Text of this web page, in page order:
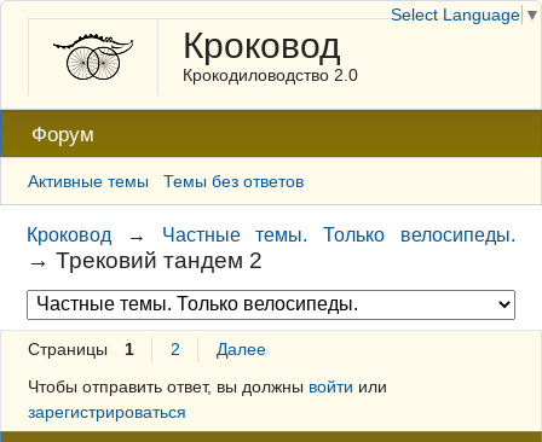
Кроковод
Крокодиловодство 2.0
Форум
Активные темы Темы без ответов
Кроковод → Частные темы. Только велосипеды.
→Трековий тандем 2
Страницы 1 2
Далее
Чтобы отправить ответ, вы должны войти или
зарегистрироваться
Select Language ▼